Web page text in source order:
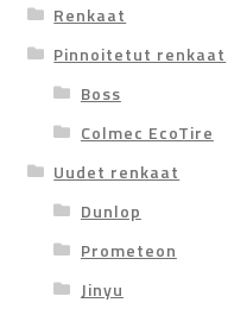
Renkaat
Pinnoitetut renkaat
Boss
Colmec EcoTire
Uudet renkaat
Dunlop
Prometeon
Jinyu